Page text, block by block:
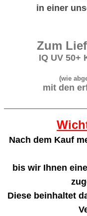
in einer
Zum
IQ UV 50+
(wie
mit den
Nach dem Kauf
bis wir Ihnen
Diese beinhaltet